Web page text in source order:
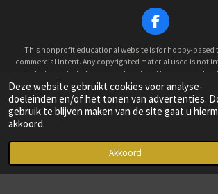
Deze website gebruikt cookies voor analyse-
doeleinden en/of het tonen van advertenties.
gebruik te blijven maken van de site gaat u
akkoord.
Akkoord
F
a
c
e
b
o
o
k
This nonprofit educational website is for hobby-based
commercial intent. Any copyrighted material used is not
gain but is included as research material to preserve the
Generation." As such, this website operates under the
concerns, please contact us.
© 2022 - 2026 Old Hickory Historical Military Car
Powered by